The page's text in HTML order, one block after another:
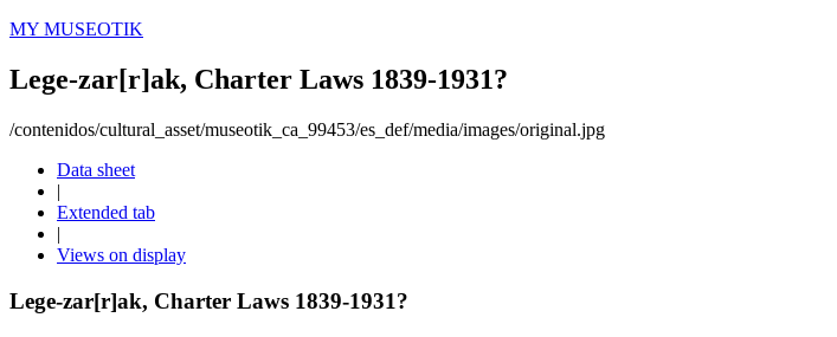
MY MUSEOTIK
Lege-zar[r]ak, Charter Laws 1839-1931?
/contenidos/cultural_asset/museotik_ca_99453/es_def/media/images/original.jpg
Data sheet
|
Extended tab
|
Views on display
Lege-zar[r]ak, Charter Laws 1839-1931?